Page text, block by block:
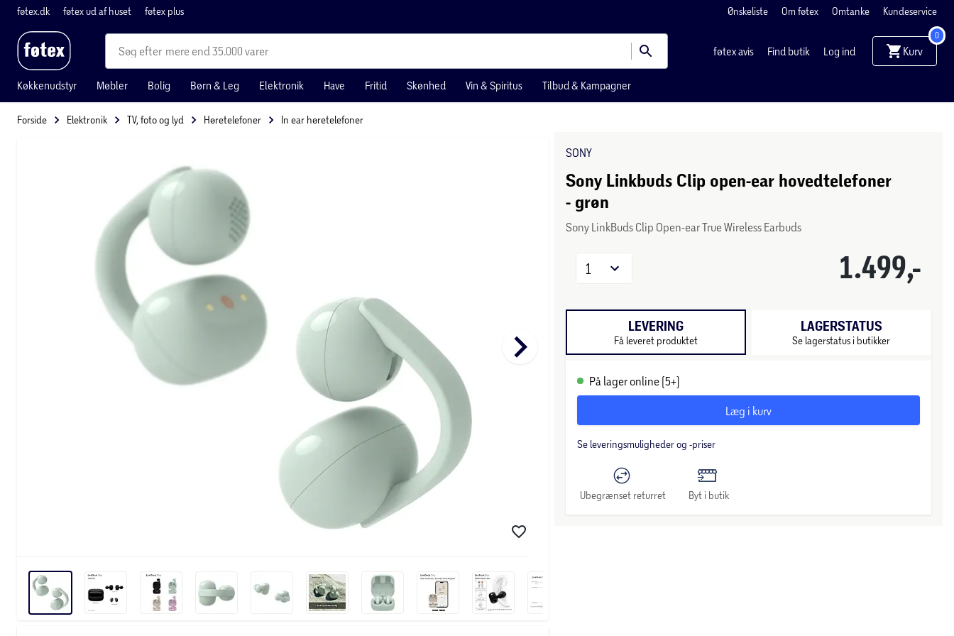
føtex.dk føtex ud af huset føtex plus Ønskeliste Om føtex Omtanke Kundeservice
mere end 35.000 varer føtex avis Find butik Log ind Kurv
0
Køkkenudstyr Møbler Bolig Børn & Leg Elektronik Have Fritid Skønhed Vin & Spiritus Tilbud & Kampagner
Forside Elektronik TV, foto og lyd Høretelefoner In ear høretelefoner
keyboard_arrow_right
SONY
Sony Linkbuds Clip open-ear hovedtelefoner
- grøn
Sony LinkBuds Clip Open-ear True Wireless Earbuds
1.499,-
1
LEVERING
Få leveret produktet
LAGERSTATUS
Se lagerstatus i butikker
På lager online (5+)
Læg i kurv
Se leveringsmuligheder og -priser
Ubegrænset returret Byt i butik